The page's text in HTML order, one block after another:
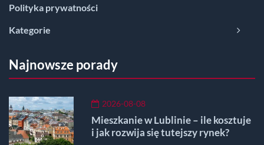
Polityka prywatności
Kategorie
Najnowsze porady
2026-08-08
Mieszkanie w Lublinie – ile kosztuje
i jak rozwija się tutejszy rynek?